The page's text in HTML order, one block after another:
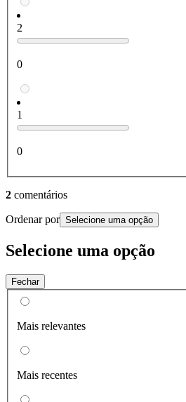
2
0
1
0
2 comentários
Ordenar por Selecione uma opção
Selecione uma opção
Fechar
Mais relevantes
Mais recentes